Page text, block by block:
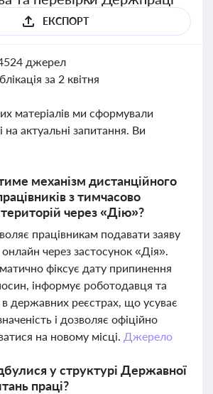
ЕКСПОРТ
джерел
за 2 квітня
матеріалів ми сформували
на актуальні запитання. Ви
механізм дистанційного
з тимчасово
через «Дію»?
працівникам подавати заяву
онлайн через застосунок «Дія».
фіксує дату припинення
інформує роботодавця та
державних реєстрах, що усуває
і дозволяє офіційно
на новому місці. Джерело
у структурі Державної
праці?